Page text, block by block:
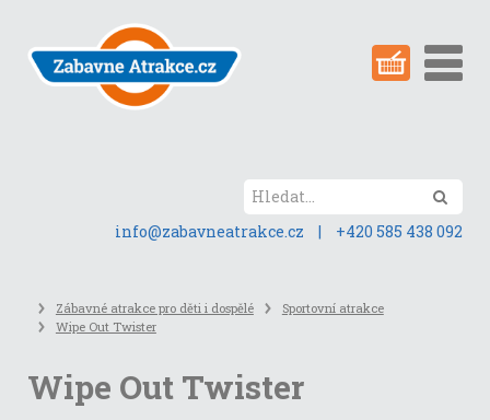
obsah
stránky
info@zabavneatrakce.cz
| +420 585 438 092
Zábavné atrakce pro děti i dospělé
Sportovní atrakce
Wipe Out Twister
Wipe Out Twister